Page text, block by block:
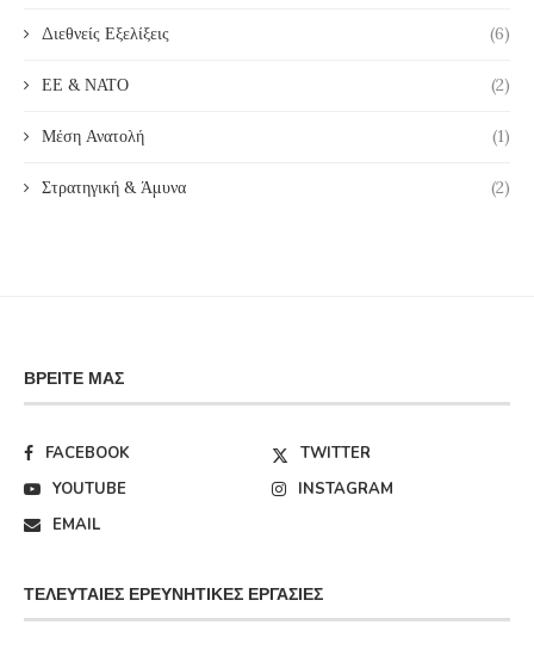
Διεθνείς Εξελίξεις (6)
ΕΕ & ΝΑΤΟ (2)
Μέση Ανατολή (1)
Στρατηγική & Άμυνα (2)
ΒΡΕΊΤΕ ΜΑΣ
FACEBOOK
TWITTER
YOUTUBE
INSTAGRAM
EMAIL
ΤΕΛΕΥΤΑΊΕΣ ΕΡΕΥΝΗΤΙΚΈΣ ΕΡΓΑΣΊΕΣ